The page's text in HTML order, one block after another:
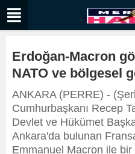
Erdoğan-Macron
NATO ve bölgesel
ANKARA (PERRE) -
Cumhurbaşkanı Recep
Devlet ve Hükümet
Ankara'da bulunan
Emmanuel Macron ile